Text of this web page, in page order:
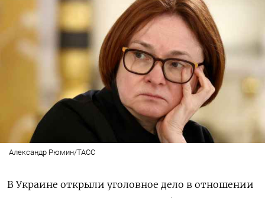
Александр Рюмин/ТАСС
В Украине открыли уголовное дело в отношении